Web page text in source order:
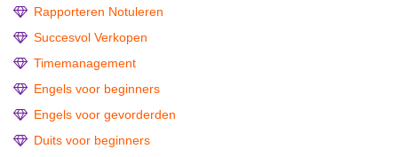
Rapporteren Notuleren
Succesvol Verkopen
Timemanagement
Engels voor beginners
Engels voor gevorderden
Duits voor beginners